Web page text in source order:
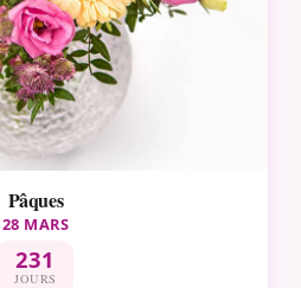
Pâques
28 MARS
231
JOURS